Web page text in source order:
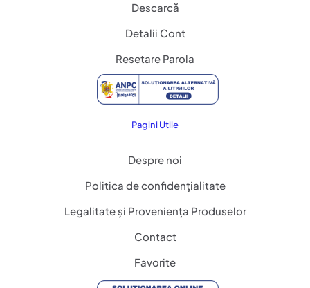
Descarcă
Detalii Cont
Resetare Parola
Pagini Utile
Despre noi
Politica de confidențialitate
Legalitate și Proveniența Produselor
Contact
Favorite